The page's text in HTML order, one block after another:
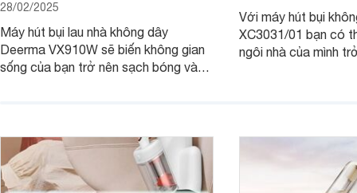
28/02/2025
Máy hút bụi lau nhà không dây
Deerma VX910W sẽ biến không gian
sống của bạn trở nên sạch bóng và
VX910W mang lại!
Với máy hút bụi
XC3031/01 bạn có
ngôi nhà của mình